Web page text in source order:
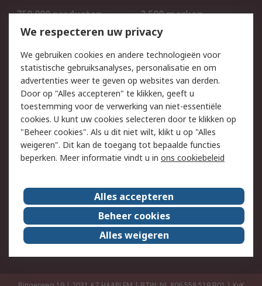
750.000 producten
2.500 merken
Bestellen
Inkoopoplossingen
Track & Trace
Wettelijk
Cookiebeleid
Email veiligheid
Privacybeleid
Websitevoorwaarden
Algemene
verkoopvoorwaarden
Over RS
RS Group
Over ons
RS wereldwijd
Werken bij RS
ESG
We respecteren uw privacy
We gebruiken cookies en andere technologieën voor
statistische gebruiksanalyses, personalisatie en om
advertenties weer te geven op websites van derden.
Door op "Alles accepteren" te klikken, geeft u
toestemming voor de verwerking van niet-essentiële
cookies. U kunt uw cookies selecteren door te klikken op
"Beheer cookies". Als u dit niet wilt, klikt u op "Alles
weigeren". Dit kan de toegang tot bepaalde functies
beperken. Meer informatie vindt u in ons cookiebeleid
Alles accepteren
Beheer cookies
Alles weigeren